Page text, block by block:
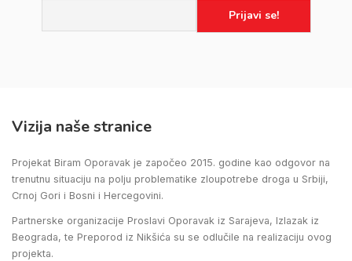
Vizija naše stranice
Projekat Biram Oporavak je započeo 2015. godine kao odgovor na
trenutnu situaciju na polju problematike zloupotrebe droga u Srbiji,
Crnoj Gori i Bosni i Hercegovini.
Partnerske organizacije Proslavi Oporavak iz Sarajeva, Izlazak iz
Beograda, te Preporod iz Nikšića su se odlučile na realizaciju ovog
projekta.